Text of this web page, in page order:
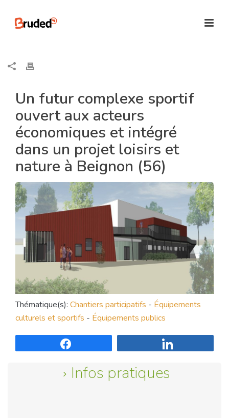
Un futur complexe sportif
ouvert aux acteurs
économiques et intégré
dans un projet loisirs et
nature à Beignon (56)
Thématique(s): Chantiers participatifs - Équipements
culturels et sportifs - Équipements publics
Infos pratiques